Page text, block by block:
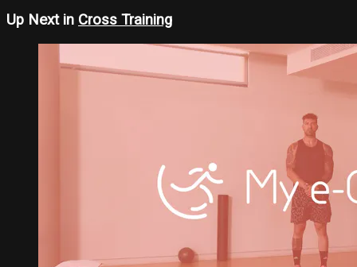
Up Next in Cross Training